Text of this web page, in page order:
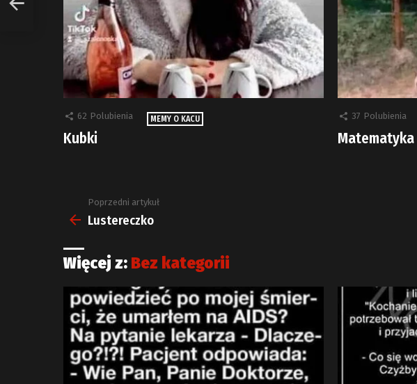
62 Polubienia MEMY O KACU
Kubki
37 Polubienia
Matematyka
Zobacz
więcej
Poprzedni artykuł
Lustereczko
Więcej z: Bez kategorii